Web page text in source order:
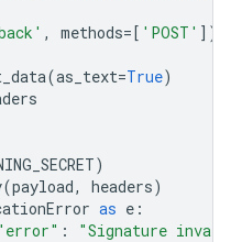
, methods=[ 'POST' ])
(as_text=True)
)
(payload, headers)
as e :
: "Signature